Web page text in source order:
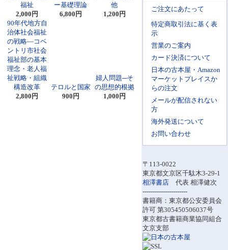
ご注文にあたって
特定商取引法に基く表
示
営業のご案内
カード決済について
日本の古本屋・Amazon
マーケットプレイスか
らの注文
メールが配信されない
方
海外発送について
お問い合わせ
〒113-0022
東京都文京区千駄木3-29-1
相澤書店 代表 相澤健次
----------------------
書籍商：東京都公安委員会
許可 第305450506037号
東京都古書籍商業協同組合
文京支部
福祉
2,000円
ー基礎理論
6,800円
他
1,200円
90年代地方自
治体社会福祉
の戦略―コベ
ントリ市社会
福祉部の基本
理念・老人福
祉戦略・組織
構造改革
2,800円
テロルと国家
900円
婦人問題─そ
の思想的根拠
1,000円